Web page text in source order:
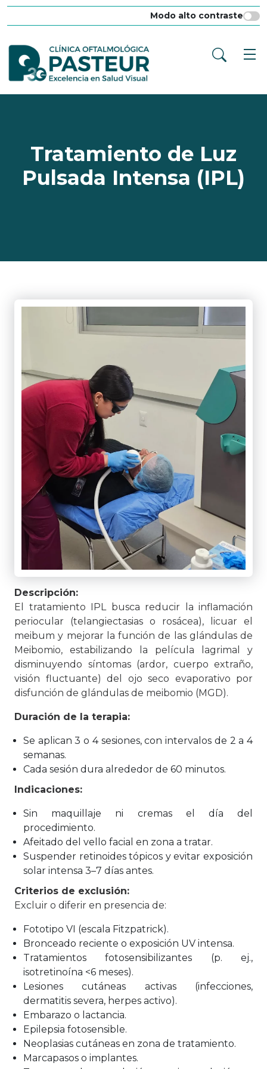
Modo alto contraste
Tratamiento de Luz
Pulsada Intensa (IPL)
Descripción:
El tratamiento IPL busca reducir la inflamación
periocular (telangiectasias o rosácea), licuar el
meibum y mejorar la función de las glándulas de
Meibomio, estabilizando la película lagrimal y
disminuyendo síntomas (ardor, cuerpo extraño,
visión fluctuante) del ojo seco evaporativo por
disfunción de glándulas de meibomio (MGD).
Duración de la terapia:
Se aplican 3 o 4 sesiones, con intervalos de 2 a 4
semanas.
Cada sesión dura alrededor de 60 minutos.
Indicaciones:
Sin maquillaje ni cremas el día del
procedimiento.
Afeitado del vello facial en zona a tratar.
Suspender retinoides tópicos y evitar exposición
solar intensa 3–7 días antes.
Criterios de exclusión:
Excluir o diferir en presencia de:
Fototipo VI (escala Fitzpatrick).
Bronceado reciente o exposición UV intensa.
Tratamientos fotosensibilizantes (p. ej.,
isotretinoína <6 meses).
Lesiones cutáneas activas (infecciones,
dermatitis severa, herpes activo).
Embarazo o lactancia.
Epilepsia fotosensible.
Neoplasias cutáneas en zona de tratamiento.
Marcapasos o implantes.